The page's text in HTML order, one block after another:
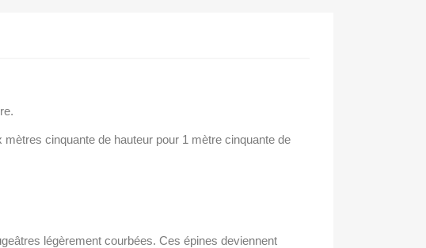
cinquante de hauteur pour 1 mètre cinquante de
légèrement courbées. Ces épines deviennent